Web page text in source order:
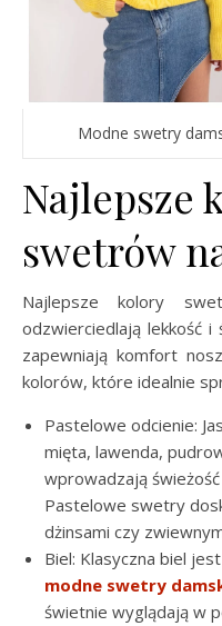
Modne swetry
Najlepsze
swetrów
Najlepsze kolory
odzwierciedlają lekkość i
zapewniają komfort
kolorów, które idealnie
Pastelowe odcienie:
mięta, lawenda,
wprowadzają
Pastelowe swetry
dżinsami czy
Biel: Klasyczna biel
modne swetry
świetnie wyglądają w